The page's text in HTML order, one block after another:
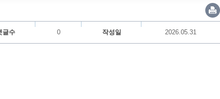
글수 0 작성일 2026.05.31